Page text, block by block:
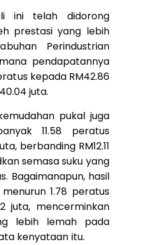
ini telah didorong
prestasi yang lebih
Perindustrian
pendapatannya
kepada RM42.86
juta.
pukal juga
11.58 peratus
berbanding RM12.11
semasa suku yang
Bagaimanapun, hasil
1.78 peratus
juta, mencerminkan
lebih lemah pada
kenyataan itu.